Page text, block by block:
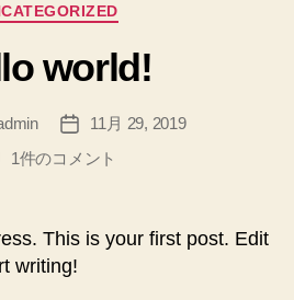
カ
ゴ
リ
world!
投
稿
11月 29, 2019
Hello
1件のコメント
This is your first post. Edit
writing!